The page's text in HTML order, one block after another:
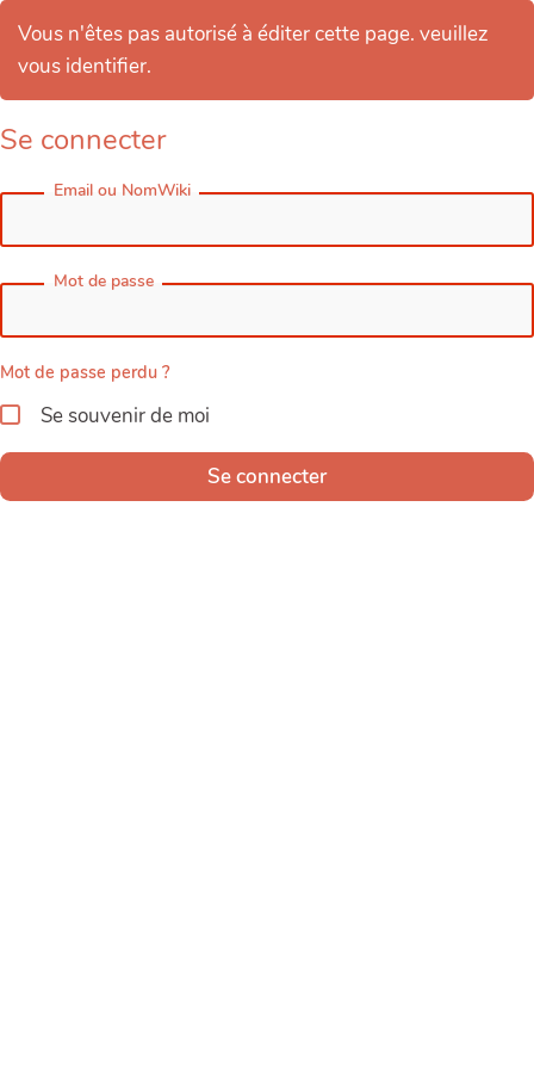
Vous n'êtes pas autorisé à éditer cette page. veuillez
vous identifier.
Se connecter
Email ou NomWiki
Mot de passe
Mot de passe perdu ?
Se souvenir de moi
Se connecter